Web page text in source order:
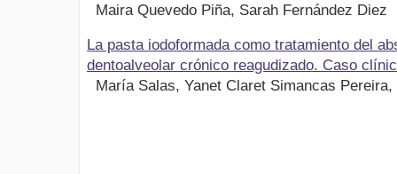
Maira Quevedo Piña, Sarah Fernández Diez
La pasta iodoformada como tratamiento del
dentoalveolar crónico reagudizado. Caso
María Salas, Yanet Claret Simancas Pereira,